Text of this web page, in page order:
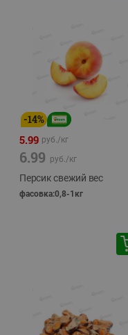
-14%
5.99 руб./кг
6.99 руб./кг
Персик свежий вес
фасовка:0,8-1кг